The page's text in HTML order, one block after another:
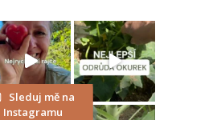
Sleduj mě na
Instagramu